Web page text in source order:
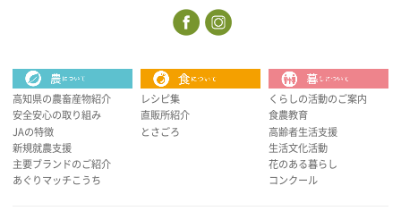
高知県の農畜産物紹介
安全安心の取り組み
JAの特徴
新規就農支援
主要ブランドのご紹介
あぐりマッチこうち
レシピ集
直販所紹介
とさごろ
くらしの活動のご案内
食農教育
高齢者生活支援
生活文化活動
花のある暮らし
コンクール